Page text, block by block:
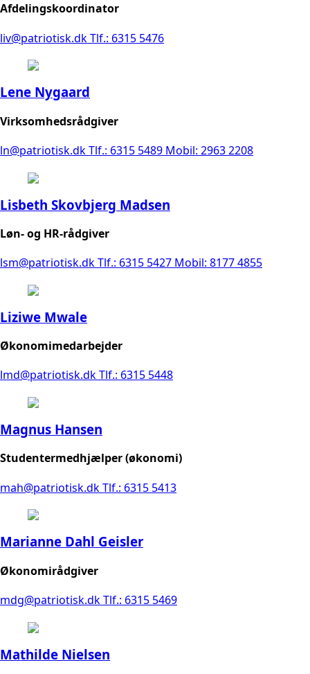
Afdelingskoordinator
liv@patriotisk.dkTlf.: 6315 5476
Lene Nygaard
Virksomhedsrådgiver
ln@patriotisk.dkTlf.: 6315 5489 Mobil: 2963 2208
Lisbeth Skovbjerg Madsen
Løn- og HR-rådgiver
lsm@patriotisk.dkTlf.: 6315 5427 Mobil: 8177 4855
Liziwe Mwale
Økonomimedarbejder
lmd@patriotisk.dkTlf.: 6315 5448
Magnus Hansen
Studentermedhjælper (økonomi)
mah@patriotisk.dkTlf.: 6315 5413
Marianne Dahl Geisler
Økonomirådgiver
mdg@patriotisk.dkTlf.: 6315 5469
Mathilde Nielsen